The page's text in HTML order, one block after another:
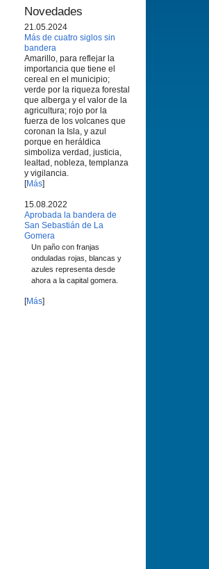
Novedades
21.05.2024
Más de cuatro siglos sin
bandera
Amarillo, para reflejar la
importancia que tiene el
cereal en el municipio;
verde por la riqueza forestal
que alberga y el valor de la
agricultura; rojo por la
fuerza de los volcanes que
coronan la Isla, y azul
porque en heráldica
simboliza verdad, justicia,
lealtad, nobleza, templanza
y vigilancia.
[Más]
15.08.2022
Aprobada la bandera de
San Sebastián de La
Gomera
Un paño con franjas
onduladas rojas, blancas y
azules representa desde
ahora a la capital gomera.
[Más]